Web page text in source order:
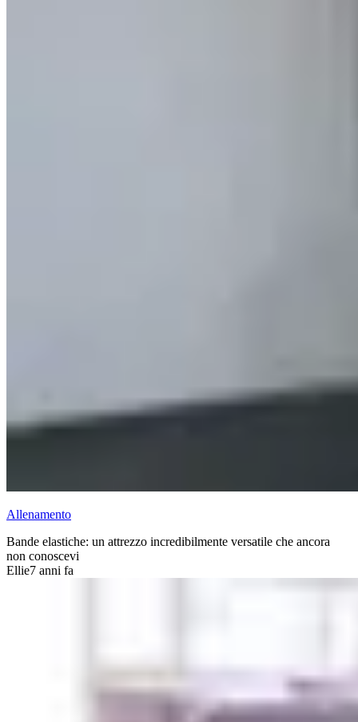
Allenamento
Bande elastiche: un attrezzo incredibilmente versatile che ancora
non conoscevi
Ellie7 anni fa